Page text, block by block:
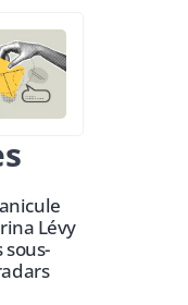
Lévy